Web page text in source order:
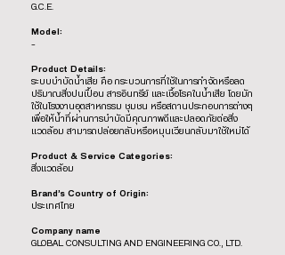
G.C.E.
Model:
-
Product Details:
ระบบบําบัดน้ำเสีย คือ กระบวนการที่ใช้ในการกำจัดหรือลด
ปริมาณสิ่งปนเปื้อน สารอินทรีย์ และเชื้อโรคในน้ำเสีย โดยมัก
ใช้ในโรงงานอุตสาหกรรม ชุมชน หรือสถานประกอบการต่างๆ
เพื่อให้น้ำที่ผ่านการบำบัดมีคุณภาพดีและปลอดภัยต่อสิ่ง
แวดล้อม สามารถปล่อยกลับหรือหมุนเวียนกลับมาใช้ใหม่ได้
Product & Service Categories:
สิ่งแวดล้อม
Brand’s Country of Origin:
ประเทศไทย
Company name
GLOBAL CONSULTING AND ENGINEERING CO., LTD.